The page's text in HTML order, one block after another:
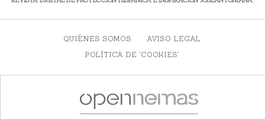
QUIÉNES SOMOS
AVISO LEGAL
POLÍTICA DE 'COOKIES'